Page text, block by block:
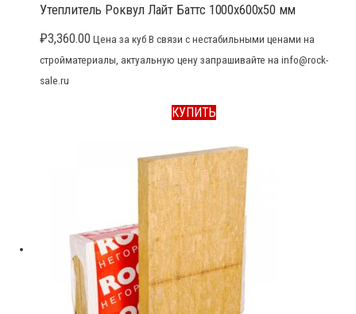
Утеплитель Роквул Лайт Баттс 1000x600x50 мм
₽3,360.00 Цена за куб В связи с нестабильными ценами на
стройматериалы, актуальную цену запрашивайте на info@rock-
sale.ru
КУПИТЬ